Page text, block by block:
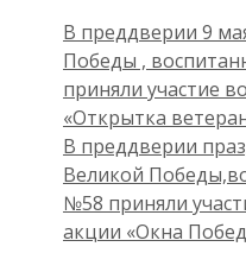
В преддверии 9
Победы ,
приняли участие
«Открытка
В преддверии
Великой
№58 приняли
акции «Окна